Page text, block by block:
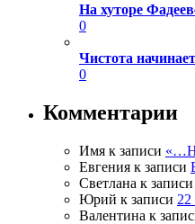
На хуторе
0
Чистота
0
Комментарии
Имя к записи
Евгения к записи
Светлана к записи
Юрий к записи
Валентина к